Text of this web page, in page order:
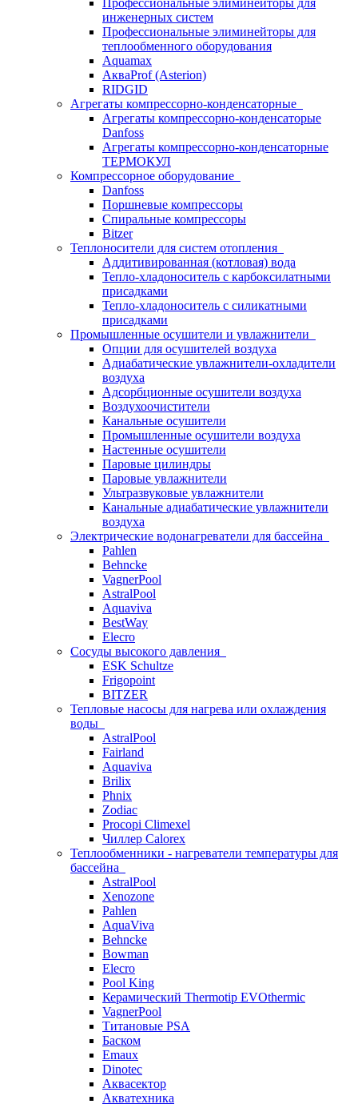
Профессиональные элиминейторы для
инженерных систем
Профессиональные элиминейторы для
теплообменного оборудования
Aquamax
АкваProf (Asterion)
RIDGID
Агрегаты компрессорно-конденсаторные
Агрегаты компрессорно-конденсаторые
Danfoss
Агрегаты компрессорно-конденсаторные
ТЕРМОКУЛ
Компрессорное оборудование
Danfoss
Поршневые компрессоры
Спиральные компрессоры
Bitzer
Теплоносители для систем отопления
Аддитивированная (котловая) вода
Тепло-хладоноситель с карбоксилатными
присадками
Тепло-хладоноситель с силикатными
присадками
Промышленные осушители и увлажнители
Опции для осушителей воздуха
Адиабатические увлажнители-охладители
воздуха
Адсорбционные осушители воздуха
Воздухоочистители
Канальные осушители
Промышленные осушители воздуха
Настенные осушители
Паровые цилиндры
Паровые увлажнители
Ультразвуковые увлажнители
Канальные адиабатические увлажнители
воздуха
Электрические водонагреватели для бассейна
Pahlen
Behncke
VagnerPool
AstralPool
Aquaviva
BestWay
Elecro
Сосуды высокого давления
ESK Schultze
Frigopoint
BITZER
Тепловые насосы для нагрева или охлаждения
воды
AstralPool
Fairland
Aquaviva
Brilix
Phnix
Zodiac
Procopi Climexel
Чиллер Calorex
Теплообменники - нагреватели температуры для
бассейна
AstralPool
Xenozone
Pahlen
AquaViva
Behncke
Bowman
Elecro
Pool King
Керамический Thermotip EVOthermic
VagnerPool
Титановые PSA
Баском
Emaux
Dinotec
Аквасектор
Акватехника